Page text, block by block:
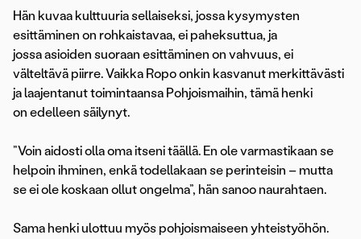
Hän kuvaa kulttuuria sellaiseksi, jossa kysymysten
esittäminen on rohkaistavaa, ei paheksuttua, ja
jossa asioiden suoraan esittäminen on vahvuus, ei
välteltävä piirre. Vaikka Ropo onkin kasvanut merkittävästi
ja laajentanut toimintaansa Pohjoismaihin, tämä henki
on edelleen säilynyt.
”Voin aidosti olla oma itseni täällä. En ole varmastikaan se
helpoin ihminen, enkä todellakaan se perinteisin – mutta
se ei ole koskaan ollut ongelma”, hän sanoo naurahtaen.
Sama henki ulottuu myös pohjoismaiseen yhteistyöhön.